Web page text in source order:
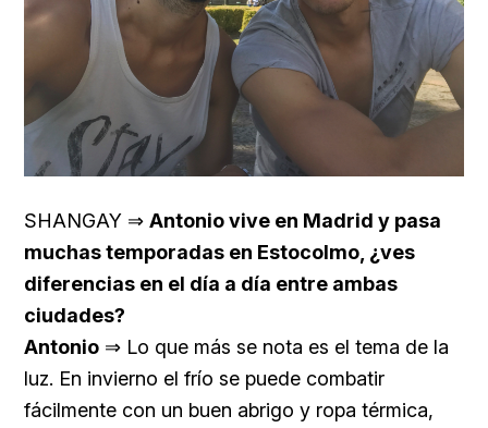
SHANGAY ⇒ Antonio vive en Madrid y pasa
muchas temporadas en Estocolmo, ¿ves
diferencias en el día a día entre ambas
ciudades?
Antonio ⇒ Lo que más se nota es el tema de la
luz. En invierno el frío se puede combatir
fácilmente con un buen abrigo y ropa térmica,